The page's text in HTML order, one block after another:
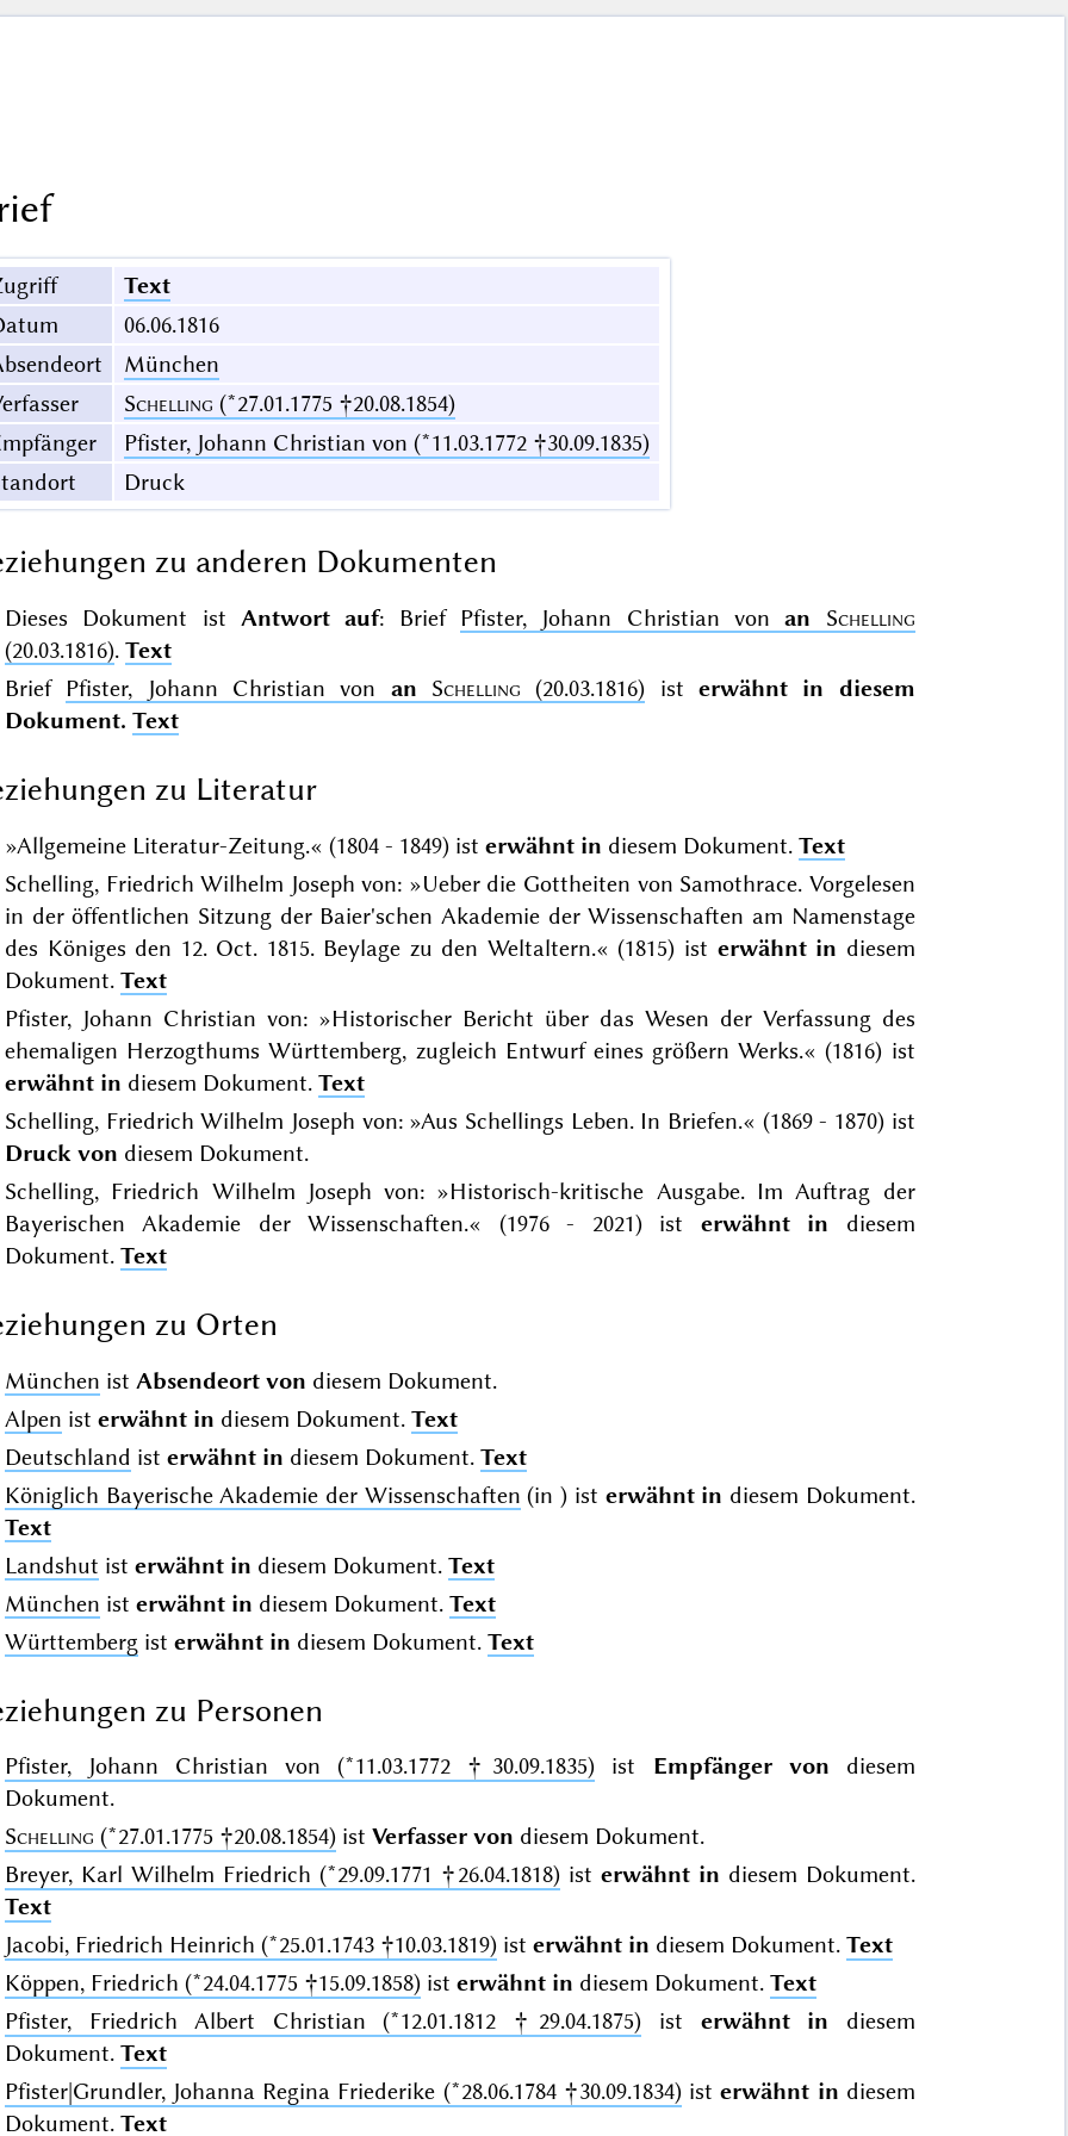
Text
06.06.1816
München
Schelling (*27.01.1775 †20.08.1854)
Pfister, Johann Christian von (*11.03.1772 †30.09.1835)
Druck
zu anderen Dokumenten
Dieses Dokument ist Antwort auf: Brief Pfister, Johann Christian vonan
Schelling
(20.03.1816). Text
Brief Pfister, Johann Christian von an Schelling (20.03.1816) isterwähnt in diesem
Dokument. Text
zu Literatur
»Allgemeine Literatur-Zeitung.« (1804 - 1849) ist erwähnt in diesem Dokument. Text
Schelling, Friedrich Wilhelm Joseph von: »Ueber die Gottheiten von Samothrace. Vorgelesen
in der öffentlichen Sitzung der Baier'schen Akademie der Wissenschaften am Namenstage
des Königes den 12. Oct. 1815. Beylage zu den Weltaltern.« (1815) ist erwähnt in diesem
Dokument. Text
Pfister, Johann Christian von: »Historischer Bericht über das Wesen der Verfassung des
ehemaligen Herzogthums Württemberg, zugleich Entwurf eines größern Werks.« (1816) ist
erwähnt in diesem Dokument. Text
Schelling, Friedrich Wilhelm Joseph von: »Aus Schellings Leben. In Briefen.« (1869 - 1870) ist
Druck von diesem Dokument.
Schelling, Friedrich Wilhelm Joseph von: »Historisch-kritische Ausgabe. Im Auftrag der
Bayerischen Akademie der Wissenschaften.« (1976 - 2021) ist erwähnt in diesem
Dokument. Text
zu Orten
München ist Absendeort von diesem Dokument.
Alpen ist erwähnt in diesem Dokument. Text
Deutschland ist erwähnt in diesem Dokument. Text
Königlich Bayerische Akademie der Wissenschaften (in) ist erwähnt in diesem Dokument.
Text
Landshut ist erwähnt in diesem Dokument. Text
München ist erwähnt in diesem Dokument. Text
Württemberg ist erwähnt in diesem Dokument. Text
zu Personen
Pfister, Johann Christian von (*11.03.1772 †30.09.1835) ist Empfänger von diesem
Dokument.
Schelling (*27.01.1775 †20.08.1854)ist Verfasser von diesem Dokument.
Breyer, Karl Wilhelm Friedrich (*29.09.1771 †26.04.1818)ist erwähnt in diesem Dokument.
Text
Jacobi, Friedrich Heinrich (*25.01.1743 †10.03.1819)ist erwähnt in diesem Dokument. Text
Köppen, Friedrich (*24.04.1775 †15.09.1858)ist erwähnt in diesem Dokument. Text
Pfister, Friedrich Albert Christian (*12.01.1812 †29.04.1875) ist erwähnt in diesem
Dokument. Text
Pfister|Grundler, Johanna Regina Friederike (*28.06.1784 †30.09.1834) isterwähnt in diesem
Dokument. Text